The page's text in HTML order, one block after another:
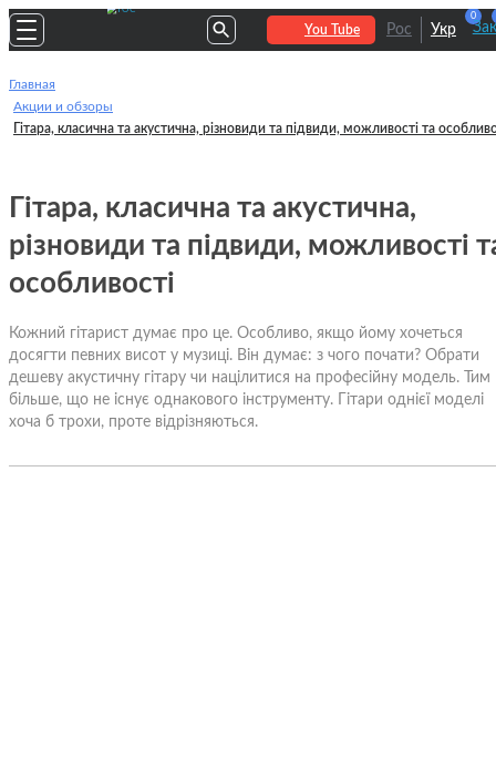
You Tube Рос Укр
0
Главная
Акции и обзоры
Гітара, класична та акустична, різновиди та підвиди, можливості та
Гітара, класична та акустична,
різновиди та підвиди, можливості
особливості
Кожний гітарист думає про це. Особливо, якщо йому хочеться
досягти певних висот у музиці. Він думає: з чого почати? Обрати
дешеву акустичну гітару чи націлитися на професійну модель. Тим
більше, що не існує однакового інструменту. Гітари однієї моделі
хоча б трохи, проте відрізняються.